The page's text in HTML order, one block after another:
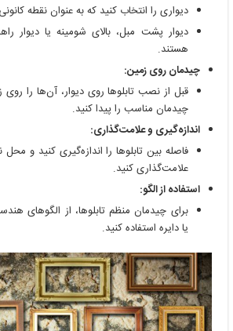
دیواری را انتخاب کنید که به عنوان نقطه
دیوار پشت مبل، بالای شومینه یا دیوار
هستند.
چیدمان روی زمین:
قبل از نصب تابلوها روی دیوار، آن‌ها را
چیدمان مناسب را پیدا کنید.
اندازه‌گیری و علامت‌گذاری:
فاصله بین تابلوها را اندازه‌گیری کنید و
علامت‌گذاری کنید.
استفاده از الگو:
برای چیدمان منظم تابلوها، از الگوهای
یا دایره استفاده کنید.